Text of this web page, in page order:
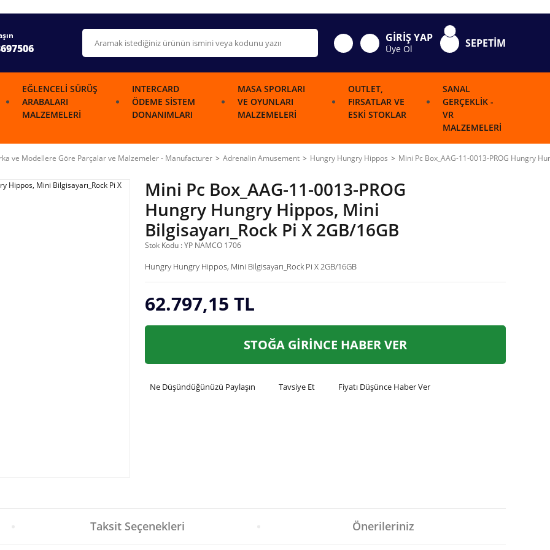
GİRİŞ YAP
Üye Ol SEPETİM
EĞLENCELI SÜRÜŞ
ARABALARI
MALZEMELERI
INTERCARD
ÖDEME SISTEM
DONANIMLARI
MASA SPORLARI
VE OYUNLARI
MALZEMELERI
OUTLET,
FIRSATLAR VE
ESKI STOKLAR
SANAL
GERÇEKLIK -
VR
MALZEMELERI
ve Modellere Göre Parçalar ve Malzemeler - Manufacturer Adrenalin Amusement Hungry Hungry Hippos Mini Pc Box_AAG-11-0013-PROG Hungry
Mini Pc Box_AAG-11-0013-PROG
Hungry Hungry Hippos, Mini
Bilgisayarı_Rock Pi X 2GB/16GB
Stok Kodu : YP NAMCO 1706
Hungry Hungry Hippos, Mini Bilgisayarı_Rock Pi X 2GB/16GB
62.797,15 TL
STOĞA GİRİNCE HABER VER
Ne Düşündüğünüzü Paylaşın Tavsiye Et Fiyatı Düşünce Haber Ver
Taksit Seçenekleri Önerileriniz